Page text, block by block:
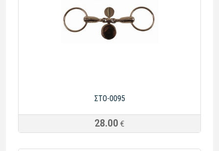
ΣTO-0095
28.00 €